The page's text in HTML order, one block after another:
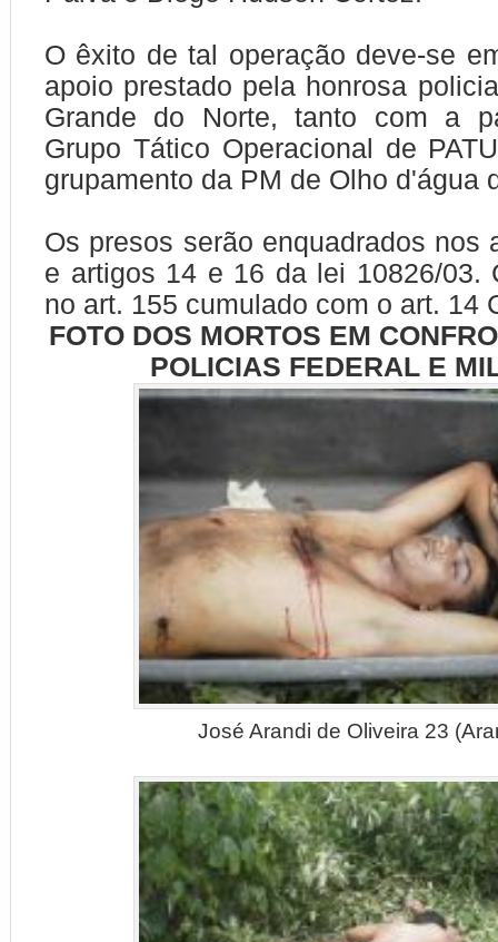
O êxito de tal operação deve-se
apoio prestado pela honrosa
Grande do Norte, tanto com a
Grupo Tático Operacional de
grupamento da PM de Olho d'água
Os presos serão enquadrados nos
e artigos 14 e 16 da lei 10826/03.
no art. 155 cumulado com o art. 14
FOTO DOS MORTOS EM
POLICIAS FEDERAL E
José Arandi de Oliveira 23